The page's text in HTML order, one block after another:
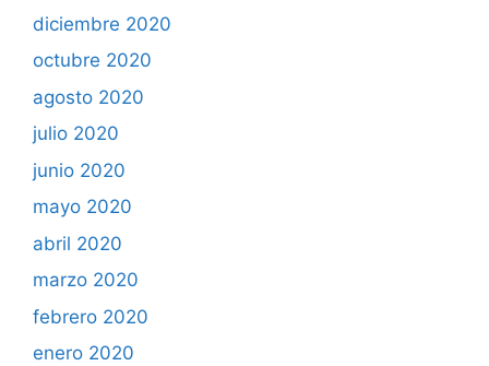
diciembre 2020
octubre 2020
agosto 2020
julio 2020
junio 2020
mayo 2020
abril 2020
marzo 2020
febrero 2020
enero 2020